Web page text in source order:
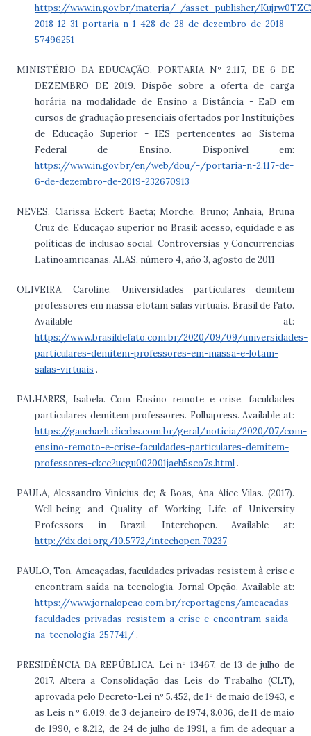
https://www.in.gov.br/materia/-/asset_publisher/
2018-12-31-portaria-n-1-428-de-28-de-dezembro-de-2018-
57496251
MINISTÉRIO DA EDUCAÇÃO. PORTARIA Nº 2.117, DE 6 DE
DEZEMBRO DE 2019. Dispõe sobre a oferta de carga
horária na modalidade de Ensino a Distância - EaD em
cursos de graduação presenciais ofertados por Instituições
de Educação Superior - IES pertencentes ao Sistema
Federal de Ensino. Disponível em:
https://www.in.gov.br/en/web/dou/-/portaria-n-2.117-de-
6-de-dezembro-de-2019-232670913
NEVES, Clarissa Eckert Baeta; Morche, Bruno; Anhaia, Bruna
Cruz de. Educação superior no Brasil: acesso, equidade e as
políticas de inclusão social. Controversias y Concurrencias
Latinoamricanas. ALAS, número 4, año 3, agosto de 2011
OLIVEIRA, Caroline. Universidades particulares demitem
professores em massa e lotam salas virtuais. Brasil de Fato.
Available at:
https://www.brasildefato.com.br/2020/09/09/universidades-
particulares-demitem-professores-em-massa-e-lotam-
salas-virtuais .
PALHARES, Isabela. Com Ensino remote e crise, faculdades
particulares demitem professores. Folhapress. Available at:
https://gauchazh.clicrbs.com.br/geral/noticia/2020/07/com-
ensino-remoto-e-crise-faculdades-particulares-demitem-
professores-ckcc2ucgu002001jaeh5sco7s.html.
PAULA, Alessandro Vinicius de; & Boas, Ana Alice Vilas. (2017).
Well-being and Quality of Working Life of University
Professors in Brazil. Interchopen. Available at:
http://dx.doi.org/10.5772/intechopen.70237
PAULO, Ton. Ameaçadas, faculdades privadas resistem à crise e
encontram saída na tecnologia. Jornal Opção. Available at:
https://www.jornalopcao.com.br/reportagens/ameacadas-
faculdades-privadas-resistem-a-crise-e-encontram-saida-
na-tecnologia-257741/.
PRESIDÊNCIA DA REPÚBLICA. Lei nº 13467, de 13 de julho de
2017. Altera a Consolidação das Leis do Trabalho (CLT),
aprovada pelo Decreto-Lei nº 5.452, de 1º de maio de 1943, e
as Leis n º 6.019, de 3 de janeiro de 1974, 8.036, de 11 de maio
de 1990, e 8.212, de 24 de julho de 1991, a fim de adequar a